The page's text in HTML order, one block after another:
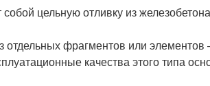
цельную отливку из
отдельных фрагментов или
качества этого типа